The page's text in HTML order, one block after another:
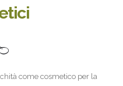
come cosmetico per la